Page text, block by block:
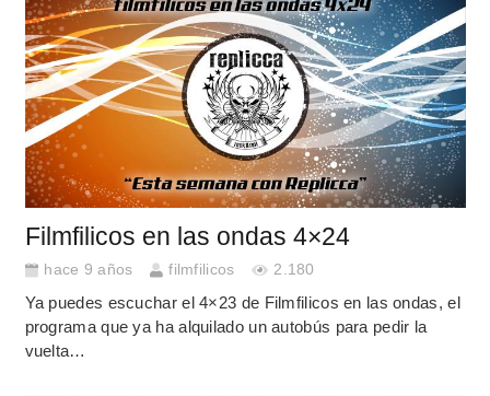
Filmfilicos en las ondas 4×24
hace 9 años filmfilicos 2.180
Ya puedes escuchar el 4×23 de Filmfilicos en las ondas, el
programa que ya ha alquilado un autobús para pedir la
vuelta…